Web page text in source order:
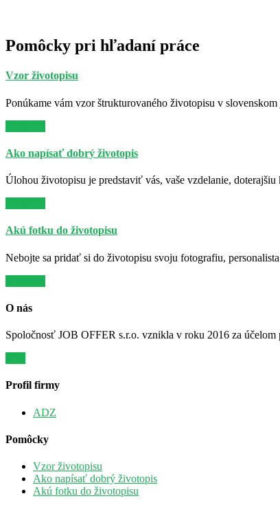
Pomôcky pri hľadaní práce
Vzor životopisu
Ponúkame vám vzor štrukturovaného životopisu v
Ako napísať dobrý životopis
Úlohou životopisu je predstaviť vás, vaše vzdelanie, doterajšiu
Akú fotku do životopisu
Nebojte sa pridať si do životopisu svoju fotografiu,
O nás
Spoločnosť JOB OFFER s.r.o. vznikla v roku 2016 za účelom
Profil firmy
ADZ
Pomôcky
Vzor životopisu
Ako napísať dobrý životopis
Akú fotku do životopisu